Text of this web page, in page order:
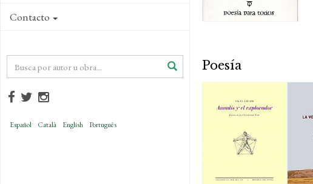
Contacto
Español Català English Português
Poesía